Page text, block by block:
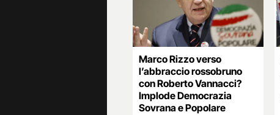
Marco Rizzo verso
l’abbraccio rossobruno
con Roberto Vannacci?
Implode Democrazia
Sovrana e Popolare